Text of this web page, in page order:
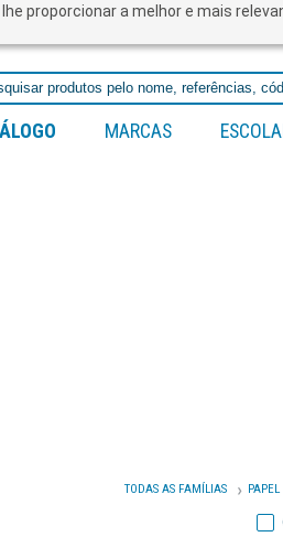
proporcionar a melhor e mais
MARCAS
TODAS AS FAMÍLIAS PAPEL